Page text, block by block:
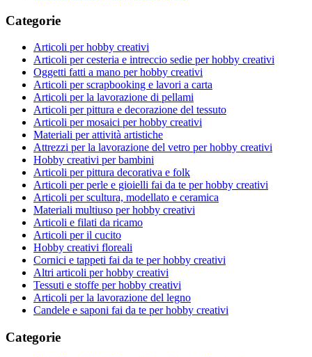
Categorie
Articoli per hobby creativi
Articoli per cesteria e intreccio sedie per hobby creativi
Oggetti fatti a mano per hobby creativi
Articoli per scrapbooking e lavori a carta
Articoli per la lavorazione di pellami
Articoli per pittura e decorazione del tessuto
Articoli per mosaici per hobby creativi
Materiali per attività artistiche
Attrezzi per la lavorazione del vetro per hobby creativi
Hobby creativi per bambini
Articoli per pittura decorativa e folk
Articoli per perle e gioielli fai da te per hobby creativi
Articoli per scultura, modellato e ceramica
Materiali multiuso per hobby creativi
Articoli e filati da ricamo
Articoli per il cucito
Hobby creativi floreali
Cornici e tappeti fai da te per hobby creativi
Altri articoli per hobby creativi
Tessuti e stoffe per hobby creativi
Articoli per la lavorazione del legno
Candele e saponi fai da te per hobby creativi
Categorie